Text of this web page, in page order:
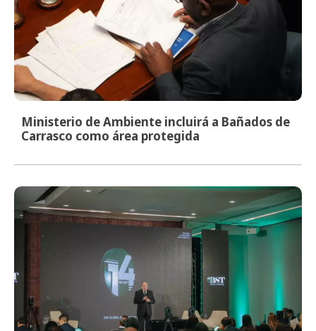
Ministerio de Ambiente incluirá a Bañados de
Carrasco como área protegida